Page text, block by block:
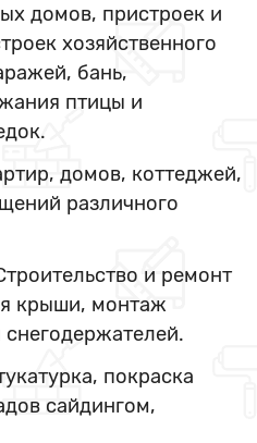
домов, пристроек и
хозяйственного
бань,
птицы и
домов, коттеджей,
различного
и ремонт
крыши, монтаж
покраска
сайдингом,